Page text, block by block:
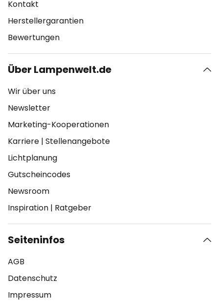
Kontakt
Herstellergarantien
Bewertungen
Über Lampenwelt.de
Wir über uns
Newsletter
Marketing-Kooperationen
Karriere | Stellenangebote
Lichtplanung
Gutscheincodes
Newsroom
Inspiration | Ratgeber
Seiteninfos
AGB
Datenschutz
Impressum